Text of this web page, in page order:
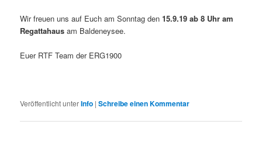
Wir freuen uns auf Euch am Sonntag den15.9.19 ab 8 Uhr am
Regattahaus am Baldeneysee.
Euer RTF Team der ERG1900
Veröffentlicht unterInfo |Schreibe einen Kommentar